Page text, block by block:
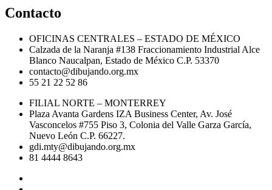
Contacto
OFICINAS CENTRALES – ESTADO DE MÉXICO
Calzada de la Naranja #138 Fraccionamiento Industrial Alce
Blanco Naucalpan, Estado de México C.P. 53370
contacto@dibujando.org.mx
55 21 22 52 86
FILIAL NORTE – MONTERREY
Plaza Avanta Gardens IZA Business Center, Av. José
Vasconcelos #755 Piso 3, Colonia del Valle Garza García,
Nuevo León C.P. 66227.
gdi.mty@dibujando.org.mx
81 4444 8643